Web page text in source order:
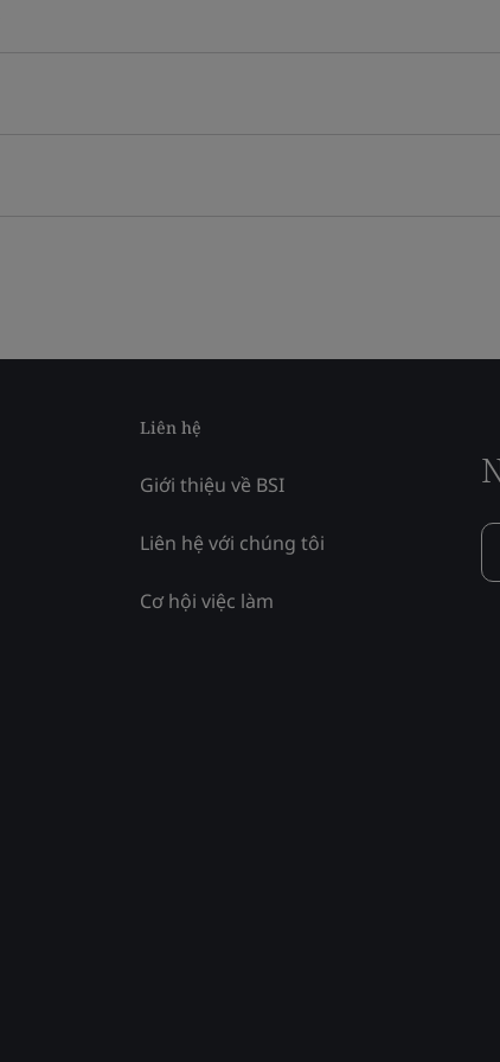
Liên hệ
Giới thiệu về BSI
Liên hệ với chúng tôi
Cơ hội việc làm